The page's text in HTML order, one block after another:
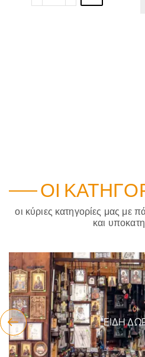
ΟΙ
οι κύριες κατηγορίες μας
και
ΕΊΔΗ